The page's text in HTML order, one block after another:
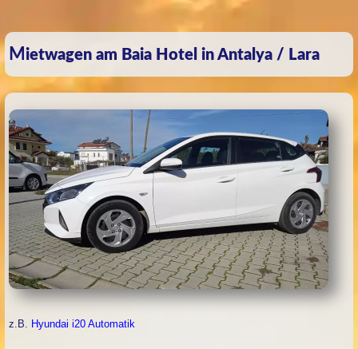
Mietwagen am Baia Hotel in Antalya / Lara
z.B. Hyundai i20 Automatik